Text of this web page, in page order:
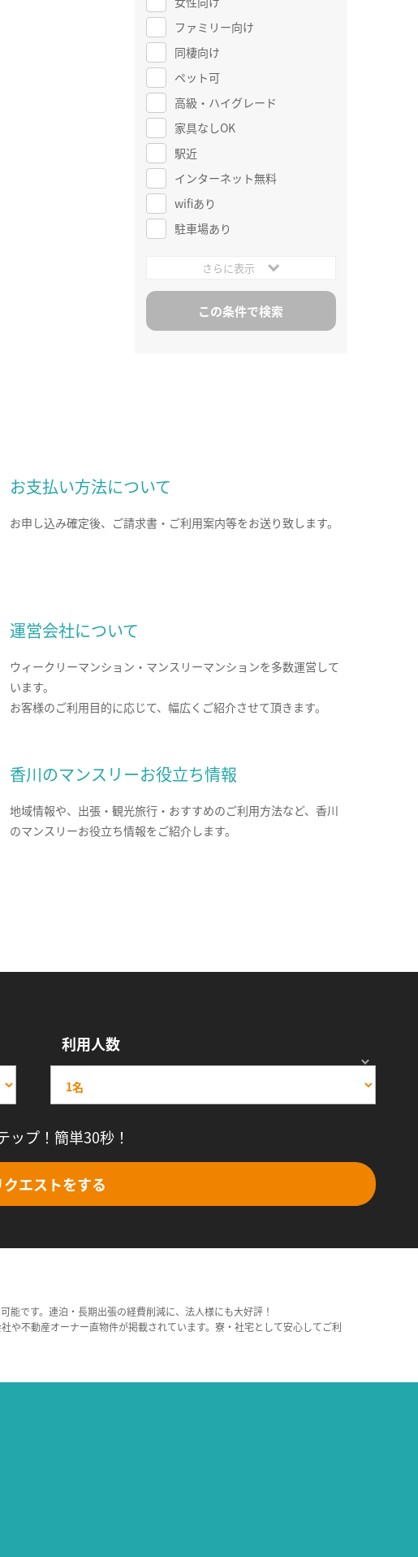
ファミリー向け
同棲向け
ペット可
高級・ハイグレード
家具なしOK
駅近
インターネット無料
wifiあり
駐車場あり
さらに表示
お支払い方法について
お申し込み確定後、ご請求書・ご利用案内等をお送り致します。
運営会社について
ウィークリーマンション・マンスリーマンションを多数運営して
います。
お客様のご利用目的に応じて、幅広くご紹介させて頂きます。
香川のマンスリーお役立ち情報
地域情報や、出張・観光旅行・おすすめのご利用方法など、香川
のマンスリーお役立ち情報をご紹介します。
利用人数
ップ！簡単30秒！
エストをする
です。連泊・長期出張の経費削減に、法人様にも大好評！
や不動産オーナー直物件が掲載されています。寮・社宅として安心してご利